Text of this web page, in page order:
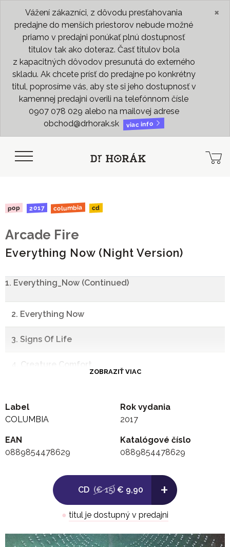
Vážení zákazníci, z dôvodu presťahovania
predajne do menších priestorov nebude možné
priamo v predajni ponúkať plnú dostupnosť
titulov tak ako doteraz. Časť titulov bola
z kapacitných dôvodov presunutá do externého
skladu. Ak chcete prísť do predajne po konkrétny
titul, poprosíme vás, aby ste si jeho dostupnosť v
kamennej predajni overili na telefónnom čísle
0907 078 029 alebo na mailovej adrese
obchod@drhorak.sk
viac info
×
pop 2017 columbia cd
Arcade Fire
Everything Now (Night Version)
1. Everything_Now (Continued)
2. Everything Now
3. Signs Of Life
4. Creature Comfort
6. Chemistry
7. Infinite Content
9. Electric Blue
10. Good God Damn
11. Put Your Money On Me
ZOBRAZIŤ VIAC
Label
COLUMBIA
Rok vydania
2017
EAN
0889854478629
Katalógové číslo
0889854478629
CD (€ 15) € 9,90 +
● titul je dostupný v predajni